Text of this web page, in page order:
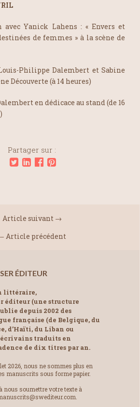
avec Yanick Lahens : « Envers et
de femmes » à la scène de
Philippe Dalembert et Sabine
Découverte (à 14 heures)
en dédicace au stand (de 16
Partager sur :
Article suivant →
Article précédent
ÉDITEUR
littéraire,
éditeur (une structure
depuis 2002 des
française (de Belgique, du
d’Haïti, du Liban ou
écrivains traduits en
de dix titres par an.
2026, nous ne sommes plus en
manuscrits sous forme papier.
nous soumettre votre texte à